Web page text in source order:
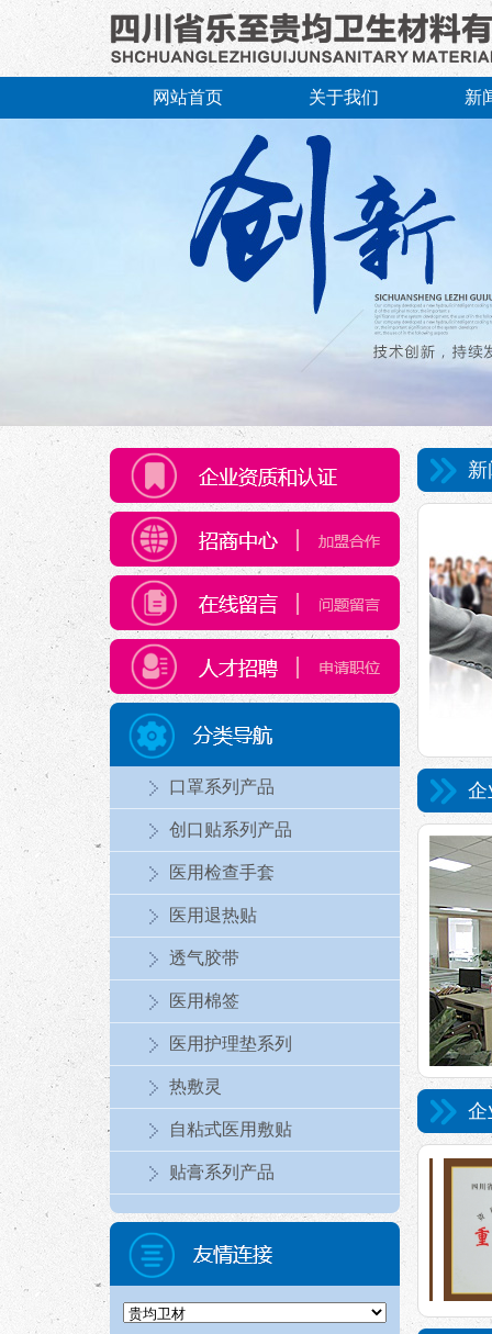
网站首页 关于我们 新
口罩系列产品
创口贴系列产品
医用检查手套
医用退热贴
透气胶带
医用棉签
医用护理垫系列
热敷灵
自粘式医用敷贴
贴膏系列产品
企
企